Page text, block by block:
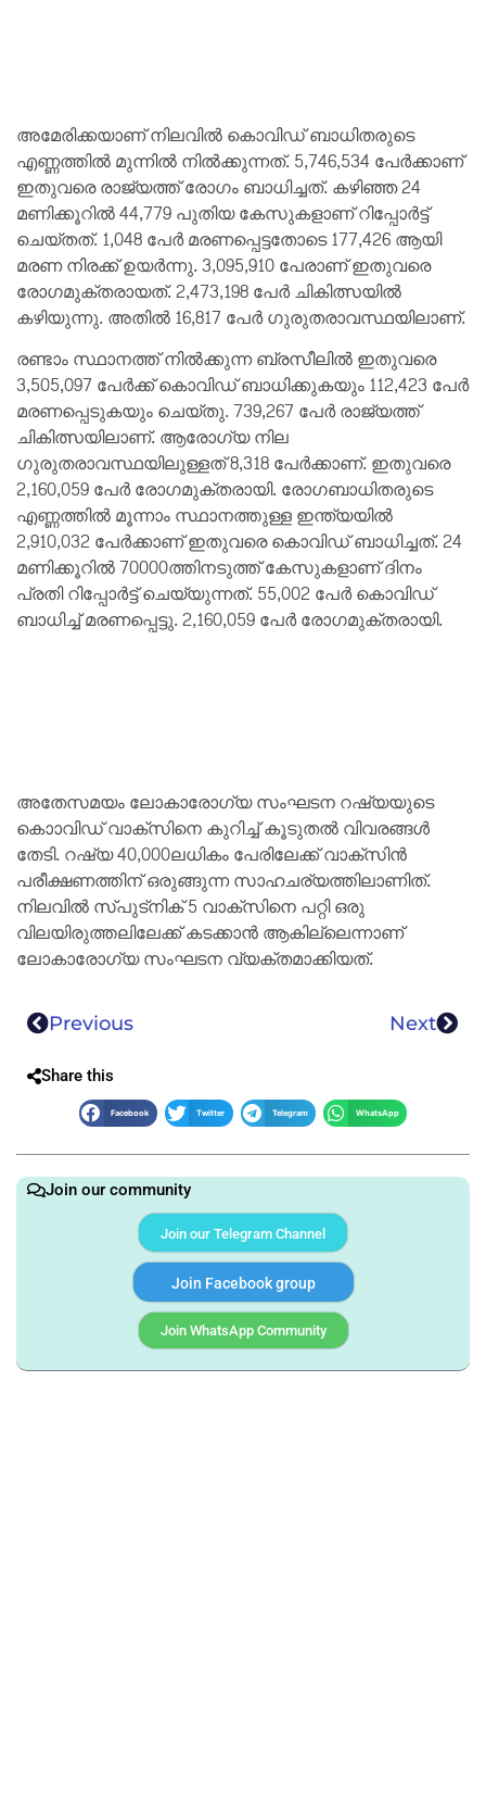
അമേരിക്കയാണ് നിലവിൽ കൊവിഡ് ബാധിതരുടെ
എണ്ണത്തിൽ മുന്നിൽ നിൽക്കുന്നത്. 5,746,534 പേർക്കാണ്
ഇതുവരെ രാജ്യത്ത് രോഗം ബാധിച്ചത്. കഴിഞ്ഞ 24
മണിക്കൂറിൽ 44,779 പുതിയ കേസുകളാണ് റിപ്പോർട്ട്
ചെയ്തത്. 1,048 പേർ മരണപ്പെട്ടതോടെ 177,426 ആയി
മരണ നിരക്ക് ഉയർന്നു. 3,095,910 പേരാണ് ഇതുവരെ
രോഗമുക്തരായത്. 2,473,198 പേർ ചികിത്സയിൽ
കഴിയുന്നു. അതിൽ 16,817 പേർ ഗുരുതരാവസ്ഥയിലാണ്.
രണ്ടാം സ്ഥാനത്ത് നിൽക്കുന്ന ബ്രസീലിൽ ഇതുവരെ
3,505,097 പേർക്ക് കൊവിഡ് ബാധിക്കുകയും 112,423 പേർ
മരണപ്പെടുകയും ചെയ്തു. 739,267 പേർ രാജ്യത്ത്
ചികിത്സയിലാണ്. ആരോഗ്യ നില
ഗുരുതരാവസ്ഥയിലുള്ളത് 8,318 പേർക്കാണ്. ഇതുവരെ
2,160,059 പേർ രോഗമുക്തരായി. രോ​ഗബാധിതരുടെ
എണ്ണത്തിൽ മൂന്നാം സ്ഥാനത്തുള്ള ഇന്ത്യയിൽ
2,910,032 പേർക്കാണ് ഇതുവരെ കൊവിഡ് ബാധിച്ചത്. 24
മണിക്കൂറിൽ 70000ത്തിനടുത്ത് കേസുകളാണ് ദിനം
പ്രതി റിപ്പോർട്ട് ചെയ്യുന്നത്. 55,002 പേർ കൊവിഡ്
ബാധിച്ച് മരണപ്പെട്ടു. 2,160,059 പേർ രോഗമുക്തരായി.
അതേസമയം ലോകാരോഗ്യ സംഘടന റഷ്യയുടെ
കൊാവിഡ് വാക്‌സിനെ കുറിച്ച് കൂടുതൽ വിവരങ്ങൾ
തേടി. റഷ്യ 40,000ലധികം പേരിലേക്ക് വാക്‌സിൻ
പരീക്ഷണത്തിന് ഒരുങ്ങുന്ന സാഹചര്യത്തിലാണിത്.
നിലവിൽ സ്പുട്‌നിക് 5 വാക്‌സിനെ പറ്റി ഒരു
വിലയിരുത്തലിലേക്ക് കടക്കാൻ ആകില്ലെന്നാണ്
ലോകാരോ​ഗ്യ സംഘടന വ്യക്തമാക്കിയത്.
Previous Next
Share this
Facebook Twitter Telegram WhatsApp
Join our community
Join our Telegram Channel
Join Facebook group
Join WhatsApp Community